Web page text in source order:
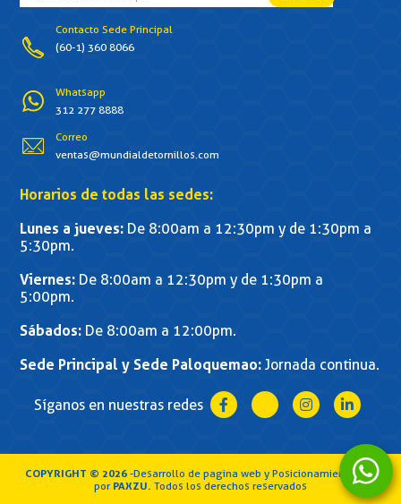
Contacto Sede Principal
(60-1) 360 8066
Whatsapp
312 277 8888
Correo
ventas@mundialdetornillos.com
Horarios de todas las sedes:
Lunes a jueves: De 8:00am a 12:30pm y de 1:30pm a
5:30pm.
Viernes: De 8:00am a 12:30pm y de 1:30pm a
5:00pm.
Sábados: De 8:00am a 12:00pm.
Sede Principal y Sede Paloquemao: Jornada continua.
Síganos en nuestras redes
COPYRIGHT © 2026-Desarrollo de pagina web y Posicionamiento SEO
por PAXZU. Todos los derechos reservados